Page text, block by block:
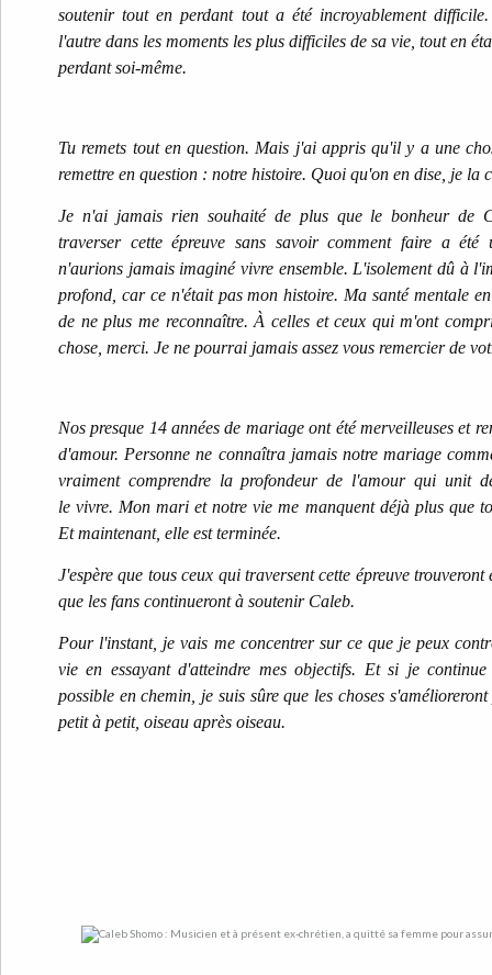
soutenir tout en perdant tout a été incroyablement
l'autre dans les moments les plus difficiles de sa vie, tout en
perdant soi-même.
Tu remets tout en question. Mais j'ai appris qu'il y a une
remettre en question : notre histoire. Quoi qu'on en dise, je la
Je n'ai jamais rien souhaité de plus que le bonheur de
traverser cette épreuve sans savoir comment faire a été
n'aurions jamais imaginé vivre ensemble. L'isolement dû à
profond, car ce n'était pas mon histoire. Ma santé mentale
de ne plus me reconnaître. À celles et ceux qui m'ont
chose, merci. Je ne pourrai jamais assez vous remercier de
Nos presque 14 années de mariage ont été merveilleuses et
d'amour. Personne ne connaîtra jamais notre mariage
vraiment comprendre la profondeur de l'amour qui unit
le vivre. Mon mari et notre vie me manquent déjà plus que
Et maintenant, elle est terminée.
J'espère que tous ceux qui traversent cette épreuve
que les fans continueront à soutenir Caleb.
Pour l'instant, je vais me concentrer sur ce que je peux
vie en essayant d'atteindre mes objectifs. Et si je
possible en chemin, je suis sûre que les choses
petit à petit, oiseau après oiseau.